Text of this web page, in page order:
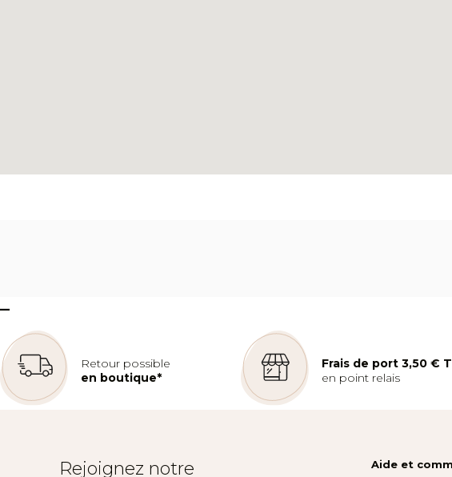
–
Retour possible
en boutique*
Frais de port 3,50 €
en point relais
Rejoignez notre Aide et